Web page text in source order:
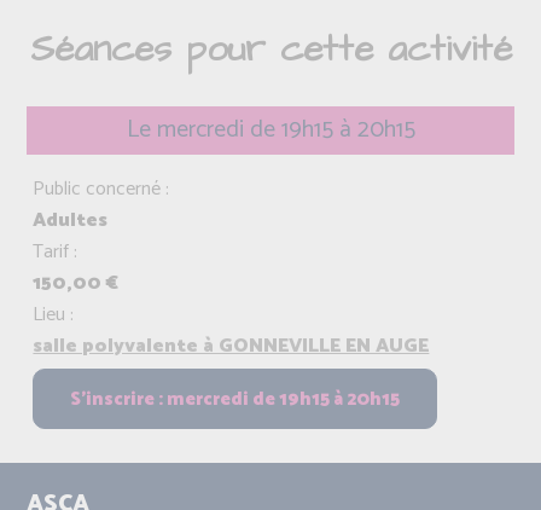
Séances pour cette activité
Le mercredi de 19h15 à 20h15
Public concerné :
Adultes
Tarif :
150,00 €
Lieu :
salle polyvalente à GONNEVILLE EN AUGE